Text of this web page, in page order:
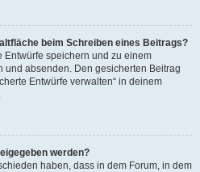
beim Schreiben eines Beitrags?
Entwürfe speichern und zu einem
und absenden. Den gesicherten Beitrag
Entwürfe verwalten“ in deinem
werden?
haben, dass in dem Forum, in dem